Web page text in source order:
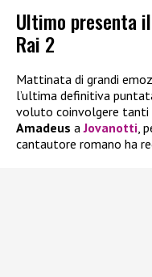
Ultimo presenta
Rai 2
Mattinata di grandi
l’ultima definitiva
voluto coinvolgere tanti
Amadeus aJovanotti ,
cantautore romano ha